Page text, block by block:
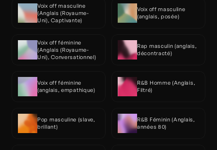
Voix off masculine
(Anglais (Royaume-
Uni), Captivante)
Voix off masculine
(anglais, posée)
Voix off féminine
(Anglais (Royaume-
Uni), Conversationnel)
Rap masculin (anglais,
décontracté)
Voix off féminine
(anglais, empathique)
R&B Homme (Anglais,
Filtré)
Pop masculine (slave,
brillant)
R&B Féminin (Anglais,
années 80)